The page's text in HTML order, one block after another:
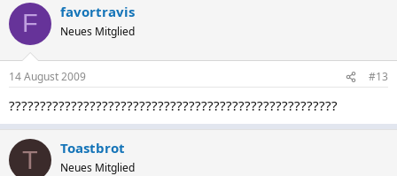
F favortravis
Neues Mitglied
14 August 2009 #13
?????????????????????????????????????????????????????
T Toastbrot
Neues Mitglied